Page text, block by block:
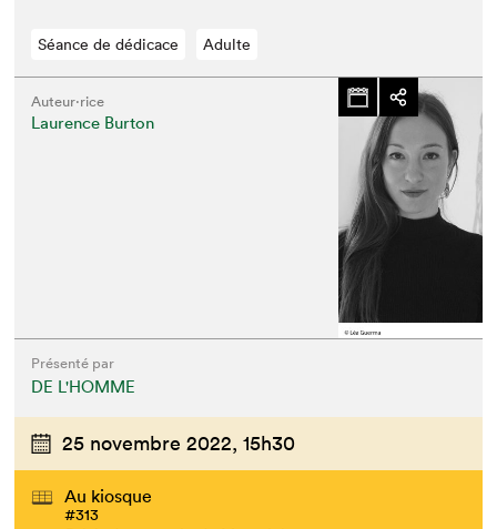
Séance de dédicace Adulte
Auteur·rice
Laurence Burton
Présenté par
DE L'HOMME
25 novembre 2022, 15h30
Au kiosque
#313